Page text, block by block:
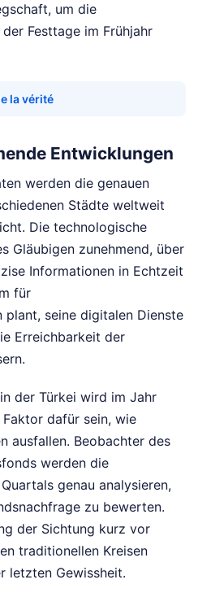
um die
Festtage im Frühjahr
la vérité
Entwicklungen
werden die genauen
Städte weltweit
Die technologische
Gläubigen zunehmend, über
Informationen in Echtzeit
für
plant, seine digitalen Dienste
Erreichbarkeit der
der Türkei wird im Jahr
dafür sein, wie
ausfallen. Beobachter des
werden die
genau analysieren,
zu bewerten.
der Sichtung kurz vor
traditionellen Kreisen
letzten Gewissheit.